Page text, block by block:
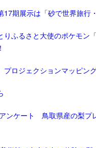
17期展示は「砂で世界旅行
りふるさと大使のポケモン
プロジェクションマッピン
ンケート 鳥取県産の梨プ